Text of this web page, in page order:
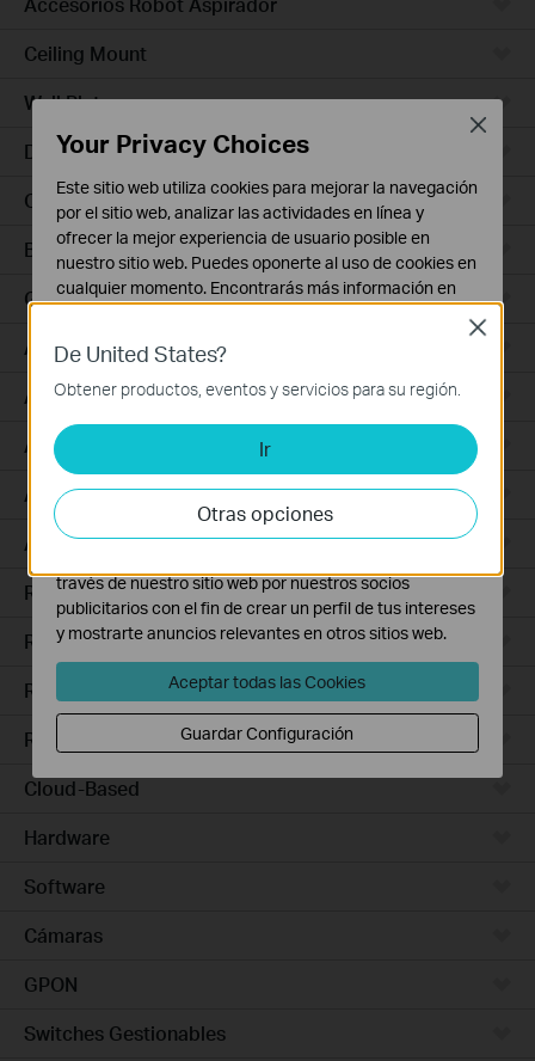
Ceiling Mount
Wall Plate
Desktop
Outdoor
Bridges
GPON
Access Plus
Aggregation
Access Max
Access
Access Pro
Routers Ethernet
Routers Wi-Fi
Routers 5G/4G
Routers Integrados
Cloud-Based
Hardware
Software
Cámaras
GPON
Switches Gestionables
De United States?
Obtener productos, eventos y servicios para su región.
Ir
Otras opciones
Close
Your Privacy Choices
Este sitio web utiliza cookies para mejorar la navegación
por el sitio web, analizar las actividades en línea y
ofrecer la mejor experiencia de usuario posible en
nuestro sitio web. Puedes oponerte al uso de cookies en
cualquier momento. Encontrarás más información en
Cookies Básicas
Estas cookies son necesarias para el funcionamiento
del sitio web y no pueden desactivarse en tu sistema.
Cookies de Análisis y de Marketing
Las cookies de análisis nos permiten analizar tus
actividades en nuestro sitio web con el fin de mejorar y
adaptar la funcionalidad del mismo.
través de nuestro sitio web por nuestros socios
publicitarios con el fin de crear un perfil de tus intereses
y mostrarte anuncios relevantes en otros sitios web.
Aceptar todas las Cookies
Guardar Configuración
Close